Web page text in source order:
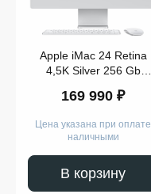
GB
Apple
24
Apple iMac 24 Retina
4,5K Silver 256 Gb
169 990 ₽
Цена указана при оплате
наличными
В корзину